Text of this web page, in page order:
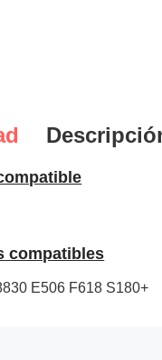
compatibles
E506 F618 S180+